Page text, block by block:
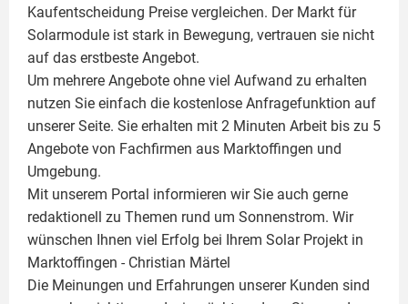
Kaufentscheidung Preise vergleichen. Der Markt für
Solarmodule ist stark in Bewegung, vertrauen sie nicht
auf das erstbeste Angebot.
Um mehrere Angebote ohne viel Aufwand zu erhalten
nutzen Sie einfach die kostenlose Anfragefunktion auf
unserer Seite. Sie erhalten mit 2 Minuten Arbeit bis zu 5
Angebote von Fachfirmen aus Marktoffingen und
Umgebung.
Mit unserem Portal informieren wir Sie auch gerne
redaktionell zu Themen rund um Sonnenstrom. Wir
wünschen Ihnen viel Erfolg bei Ihrem Solar Projekt in
Marktoffingen - Christian Märtel
Die Meinungen und Erfahrungen unserer Kunden sind